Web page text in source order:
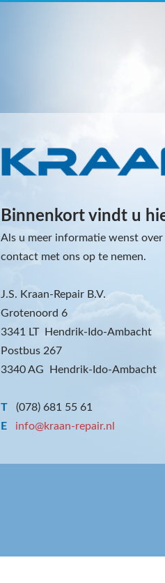
Binnenkort vindt u
Als u meer informatie wenst
contact met ons op te nemen.
J.S. Kraan-Repair B.V.
Grotenoord 6
3341 LT Hendrik-Ido-Ambacht
Postbus 267
3340 AG Hendrik-Ido-Ambacht
T
(078) 681 55 61
E
info@kraan-repair.nl